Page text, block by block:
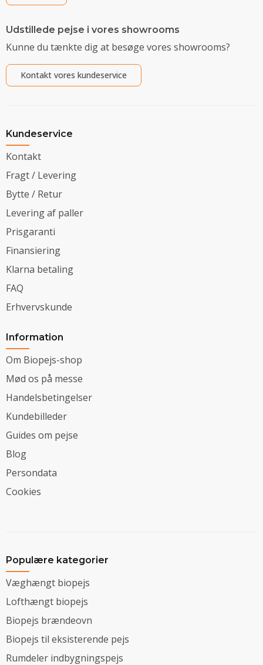
Udstillede pejse i vores showrooms
Kunne du tænkte dig at besøge vores showrooms?
Kontakt vores kundeservice
Kundeservice
Kontakt
Fragt / Levering
Bytte / Retur
Levering af paller
Prisgaranti
Finansiering
Klarna betaling
FAQ
Erhvervskunde
Information
Om Biopejs-shop
Mød os på messe
Handelsbetingelser
Kundebilleder
Guides om pejse
Blog
Persondata
Cookies
Populære kategorier
Væghængt biopejs
Lofthængt biopejs
Biopejs brændeovn
Biopejs til eksisterende pejs
Rumdeler indbygningspejs